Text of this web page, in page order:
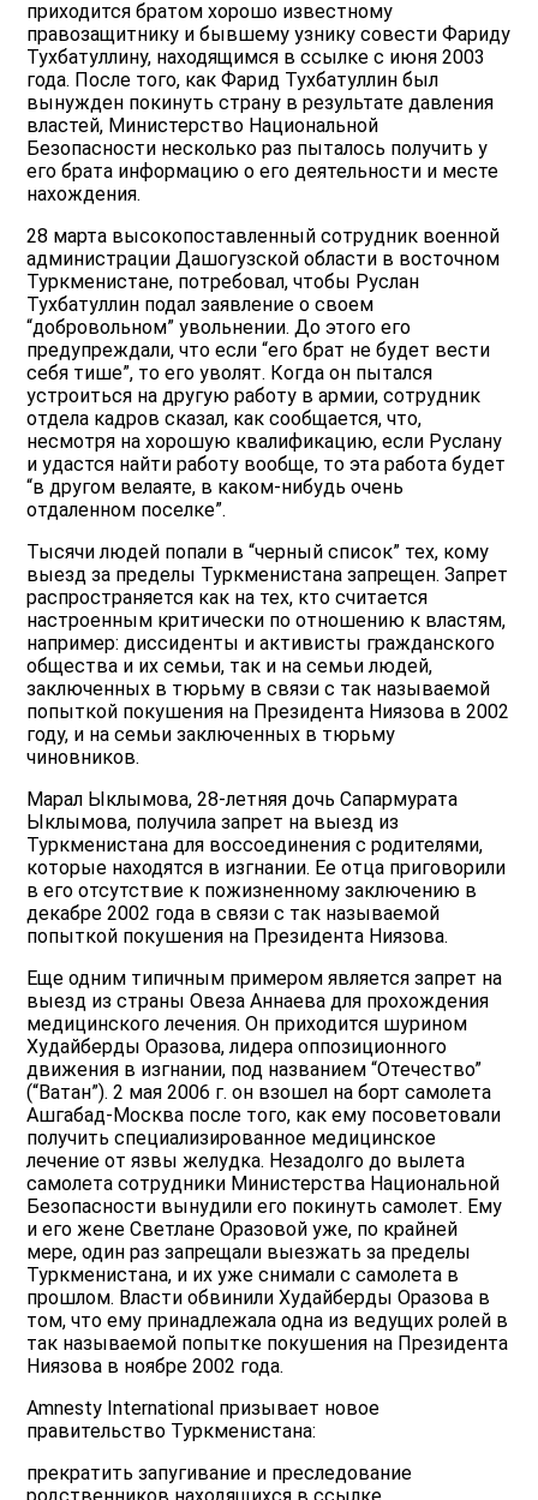
приходится братом хорошо известному
правозащитнику и бывшему узнику совести Фариду
Тухбатуллину, находящимся в ссылке с июня 2003
года. После того, как Фарид Тухбатуллин был
вынужден покинуть страну в результате давления
властей, Министерство Национальной
Безопасности несколько раз пыталось получить у
его брата информацию о его деятельности и месте
нахождения.
28 марта высокопоставленный сотрудник военной
администрации Дашогузской области в восточном
Туркменистане, потребовал, чтобы Руслан
Тухбатуллин подал заявление о своем
“добровольном” увольнении. До этого его
предупреждали, что если “его брат не будет вести
себя тише”, то его уволят. Когда он пытался
устроиться на другую работу в армии, сотрудник
отдела кадров сказал, как сообщается, что,
несмотря на хорошую квалификацию, если Руслану
и удастся найти работу вообще, то эта работа будет
“в другом велаяте, в каком-нибудь очень
отдаленном поселке”.
Тысячи людей попали в “черный список” тех, кому
выезд за пределы Туркменистана запрещен. Запрет
распространяется как на тех, кто считается
настроенным критически по отношению к властям,
например: диссиденты и активисты гражданского
общества и их семьи, так и на семьи людей,
заключенных в тюрьму в связи с так называемой
попыткой покушения на Президента Ниязова в 2002
году, и на семьи заключенных в тюрьму
чиновников.
Марал Ыклымова, 28-летняя дочь Сапармурата
Ыклымова, получила запрет на выезд из
Туркменистана для воссоединения с родителями,
которые находятся в изгнании. Ее отца приговорили
в его отсутствие к пожизненному заключению в
декабре 2002 года в связи с так называемой
попыткой покушения на Президента Ниязова.
Еще одним типичным примером является запрет на
выезд из страны Овеза Аннаева для прохождения
медицинского лечения. Он приходится шурином
Худайберды Оразова, лидера оппозиционного
движения в изгнании, под названием “Отечество”
(“Ватан”). 2 мая 2006 г. он взошел на борт самолета
Ашгабад-Москва после того, как ему посоветовали
получить специализированное медицинское
лечение от язвы желудка. Незадолго до вылета
самолета сотрудники Министерства Национальной
Безопасности вынудили его покинуть самолет. Ему
и его жене Светлане Оразовой уже, по крайней
мере, один раз запрещали выезжать за пределы
Туркменистана, и их уже снимали с самолета в
прошлом. Власти обвинили Худайберды Оразова в
том, что ему принадлежала одна из ведущих ролей в
так называемой попытке покушения на Президента
Ниязова в ноябре 2002 года.
Amnesty International призывает новое
правительство Туркменистана:
прекратить запугивание и преследование